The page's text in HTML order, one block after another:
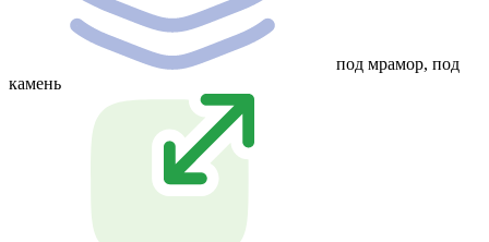
под мрамор, под
камень